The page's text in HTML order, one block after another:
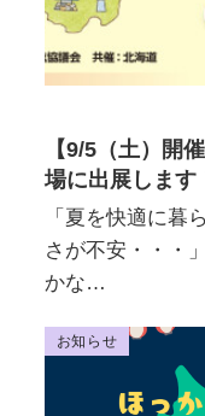
【9/5（土）開
場に出展します
「夏を快適に暮
さが不安・・・
かな…
お知らせ